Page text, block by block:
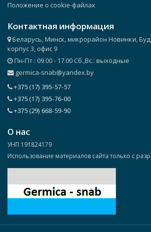
Положение о cookie-файлах
Контактная информация
Беларусь, Минск, микрорайон Новинки,
корпус 3, офис 9
Пн-Пт.: 09.00 - 17.00 Сб.,Вс.: выходные
germica-snab@yandex.by
+375 (17) 395-57-57
+375 (17) 395-76-00
+375 (29) 668-59-90
О нас
УНП 191824179
Использование материалов сайта только с